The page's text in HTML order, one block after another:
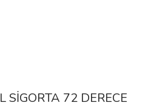
SİGORTA 72 DERECE